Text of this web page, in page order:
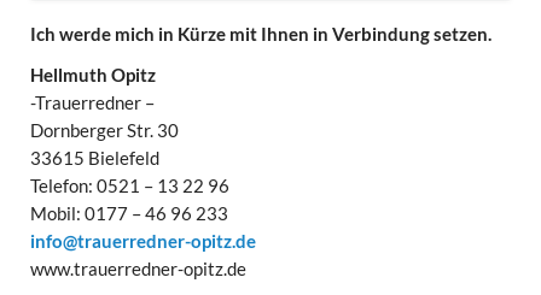
Ich werde mich in Kürze mit Ihnen in Verbindung setzen.
Hellmuth Opitz
-Trauerredner –
Dornberger Str. 30
33615 Bielefeld
Telefon: 0521 – 13 22 96
Mobil: 0177 – 46 96 233
info@trauerredner-opitz.de
www.trauerredner-opitz.de